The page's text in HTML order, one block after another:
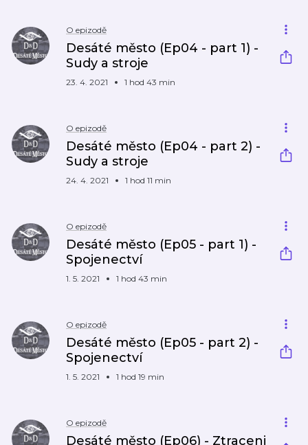
O epizodě
Desáté město (Ep04 - part 1) -
Sudy a stroje
23. 4. 2021 1 hod 43 min
O epizodě
Desáté město (Ep04 - part 2) -
Sudy a stroje
24. 4. 2021 1 hod 11 min
O epizodě
Desáté město (Ep05 - part 1) -
Spojenectví
1. 5. 2021 1 hod 43 min
O epizodě
Desáté město (Ep05 - part 2) -
Spojenectví
1. 5. 2021 1 hod 19 min
O epizodě
Desáté město (Ep06) - Ztraceni